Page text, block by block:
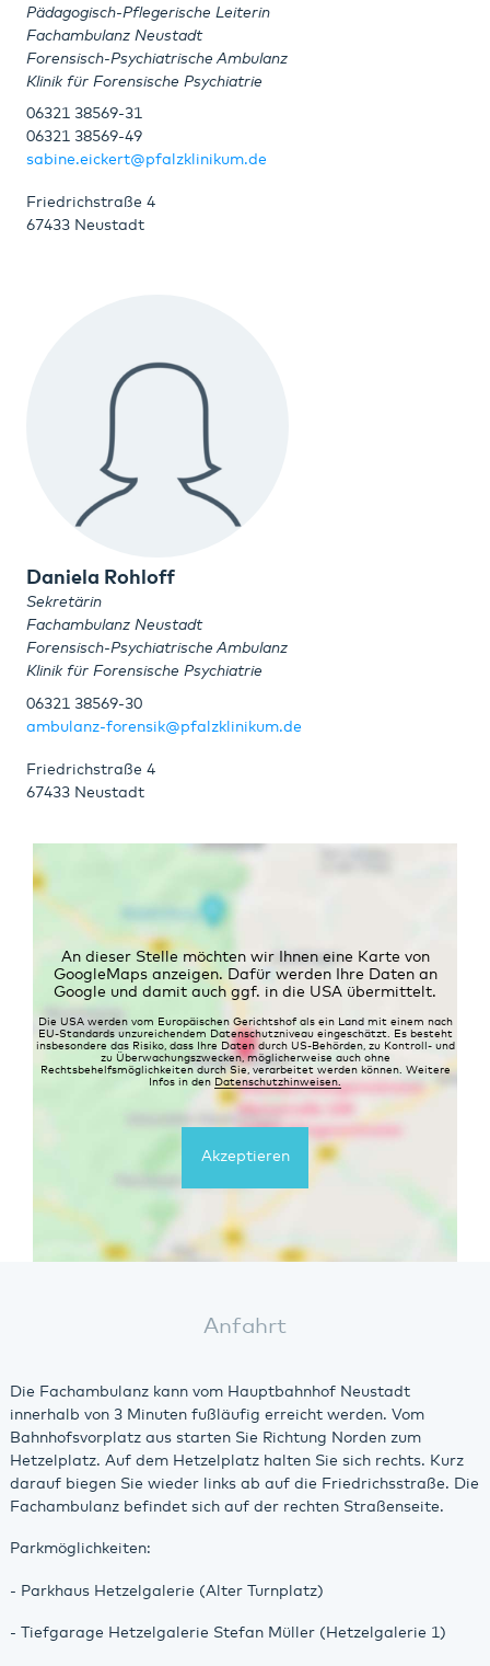
Pädagogisch-Pflegerische Leiterin
Fachambulanz Neustadt
Forensisch-Psychiatrische Ambulanz
Klinik für Forensische Psychiatrie
06321 38569-31
06321 38569-49
sabine.eickert@pfalzklinikum.de
Friedrichstraße 4
67433 Neustadt
Daniela Rohloff
Sekretärin
Fachambulanz Neustadt
Forensisch-Psychiatrische Ambulanz
Klinik für Forensische Psychiatrie
06321 38569-30
ambulanz-forensik@pfalzklinikum.de
Friedrichstraße 4
67433 Neustadt
An dieser Stelle möchten wir Ihnen eine Karte von
GoogleMaps anzeigen. Dafür werden Ihre Daten an
Google und damit auch ggf. in die USA übermittelt.
Die USA werden vom Europäischen Gerichtshof als ein Land mit einem nach
EU-Standards unzureichendem Datenschutzniveau eingeschätzt. Es besteht
insbesondere das Risiko, dass Ihre Daten durch US-Behörden, zu Kontroll- und
zu Überwachungszwecken, möglicherweise auch ohne
Rechtsbehelfsmöglichkeiten durch Sie, verarbeitet werden können. Weitere
Infos in den Datenschutzhinweisen.
Akzeptieren
Anfahrt
Die Fachambulanz kann vom Hauptbahnhof Neustadt
innerhalb von 3 Minuten fußläufig erreicht werden. Vom
Bahnhofsvorplatz aus starten Sie Richtung Norden zum
Hetzelplatz. Auf dem Hetzelplatz halten Sie sich rechts. Kurz
darauf biegen Sie wieder links ab auf die Friedrichsstraße. Die
Fachambulanz befindet sich auf der rechten Straßenseite.
Parkmöglichkeiten:
- Parkhaus Hetzelgalerie (Alter Turnplatz)
- Tiefgarage Hetzelgalerie Stefan Müller (Hetzelgalerie 1)